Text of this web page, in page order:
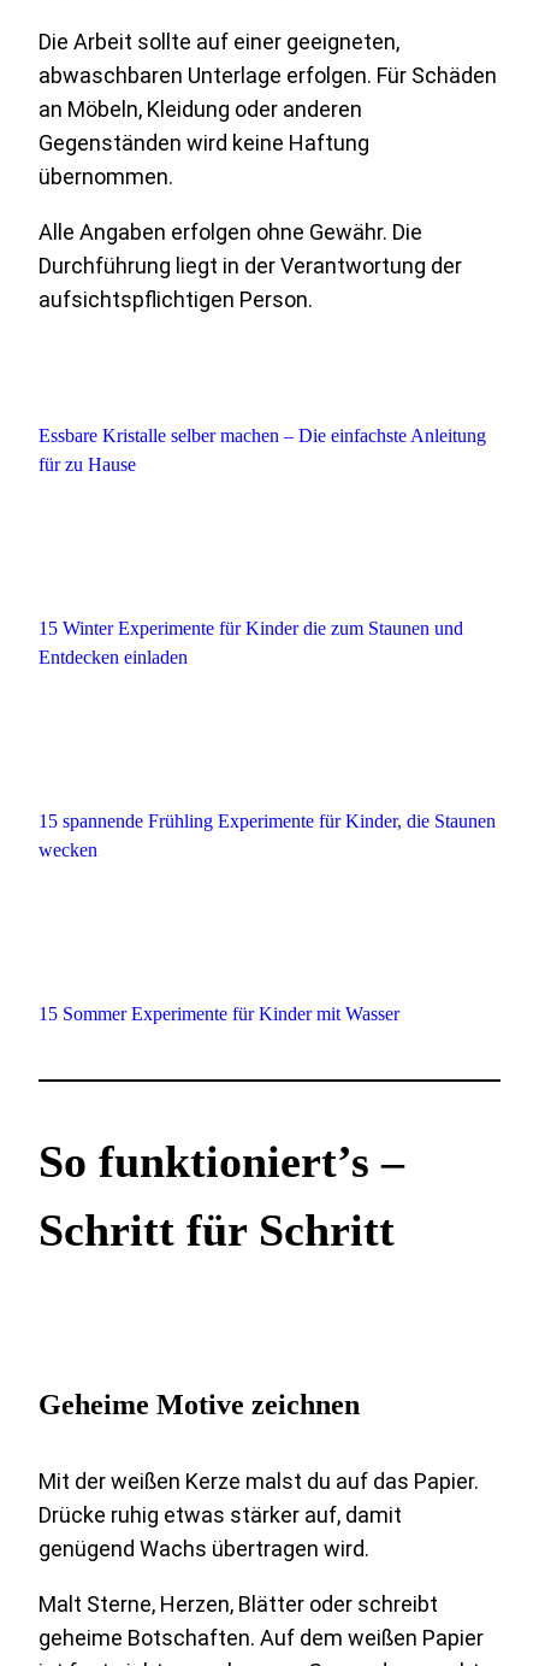
Die Arbeit sollte auf einer geeigneten,
abwaschbaren Unterlage erfolgen. Für Schäden
an Möbeln, Kleidung oder anderen
Gegenständen wird keine Haftung
übernommen.
Alle Angaben erfolgen ohne Gewähr. Die
Durchführung liegt in der Verantwortung der
aufsichtspflichtigen Person.
Essbare Kristalle selber machen – Die einfachste Anleitung
für zu Hause
15 Winter Experimente für Kinder die zum Staunen und
Entdecken einladen
15 spannende Frühling Experimente für Kinder, die Staunen
wecken
15 Sommer Experimente für Kinder mit Wasser
So funktioniert’s –
Schritt für Schritt
Geheime Motive zeichnen
Mit der weißen Kerze malst du auf das Papier.
Drücke ruhig etwas stärker auf, damit
genügend Wachs übertragen wird.
Malt Sterne, Herzen, Blätter oder schreibt
geheime Botschaften. Auf dem weißen Papier